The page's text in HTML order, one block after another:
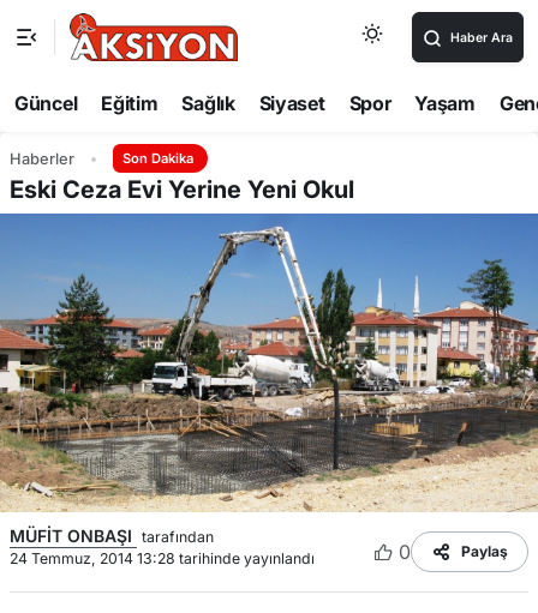
Haber Ara
Güncel Eğitim Sağlık Siyaset Spor Yaşam
Haberler Son Dakika
Eski Ceza Evi Yerine Yeni Okul
MÜFİT ONBAŞI tarafından
24 Temmuz, 2014 13:28 tarihinde yayınlandı
0 Paylaş